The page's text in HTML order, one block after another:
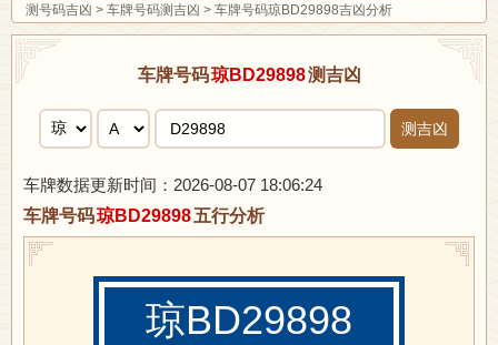
测号码吉凶 > 车牌号码测吉凶 > 车牌号码琼BD29898吉凶分析
车牌号码琼BD29898测吉凶
测吉凶
车牌数据更新时间：2026-08-07 18:06:24
车牌号码琼BD29898五行分析
琼BD29898